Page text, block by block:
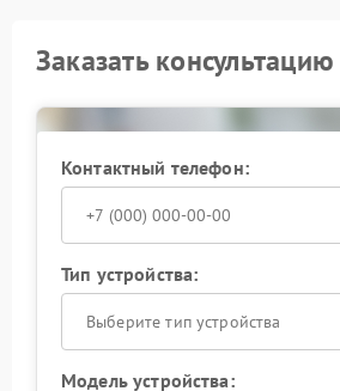
Заказать консультацию
Контактный телефон:
Тип устройства:
Выберите тип устройства
Модель устройства: